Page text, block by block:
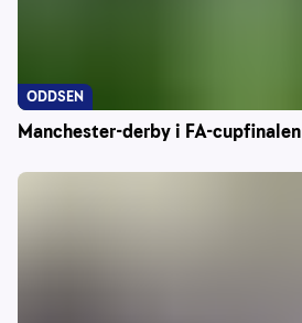
Manchester-derby i FA-cupfinalen
ODDSEN